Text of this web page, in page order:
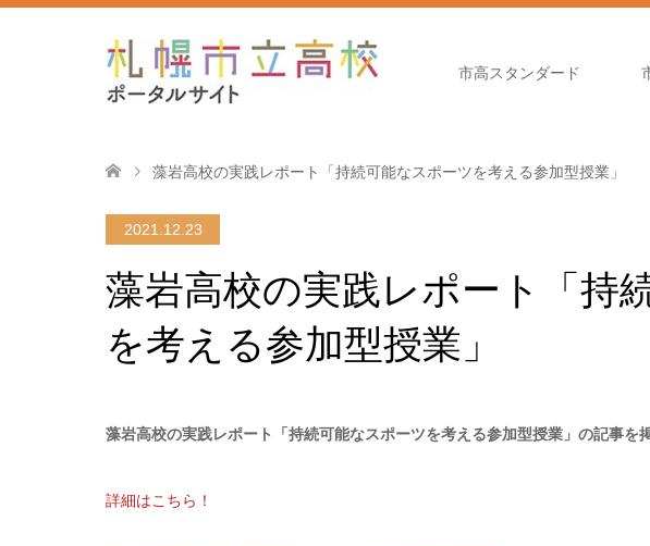
市高スタンダード
藻岩高校の実践レポート「持続可能なスポーツを考える参加型授業」
2021.12.23
藻岩高校の実践レポート「持
を考える参加型授業」
藻岩高校の実践レポート「持続可能なスポーツを考える参加型授業」の記事を
詳細はこちら！